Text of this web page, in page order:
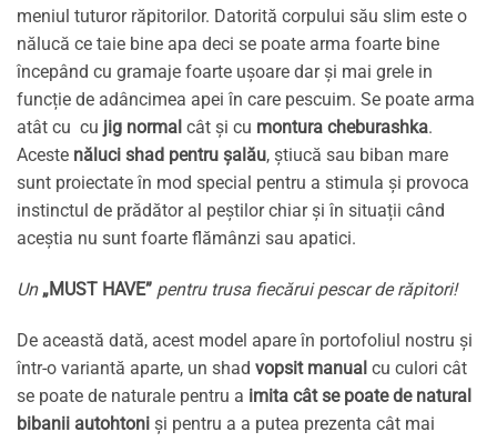
meniul tuturor răpitorilor. Datorită corpului său slim este o
nălucă ce taie bine apa deci se poate arma foarte bine
începând cu gramaje foarte ușoare dar și mai grele in
funcție de adâncimea apei în care pescuim. Se poate arma
atât cu cu jig normal cât și cu montura cheburashka.
Aceste năluci shad pentru șalău, știucă sau biban mare
sunt proiectate în mod special pentru a stimula și provoca
instinctul de prădător al peștilor chiar și în situații când
aceștia nu sunt foarte flămânzi sau apatici.
Un „MUST HAVE” pentru trusa fiecărui pescar de răpitori!
De această dată, acest model apare în portofoliul nostru și
într-o variantă aparte, un shad vopsit manual cu culori cât
se poate de naturale pentru a imita cât se poate de natural
bibanii autohtoni și pentru a a putea prezenta cât mai